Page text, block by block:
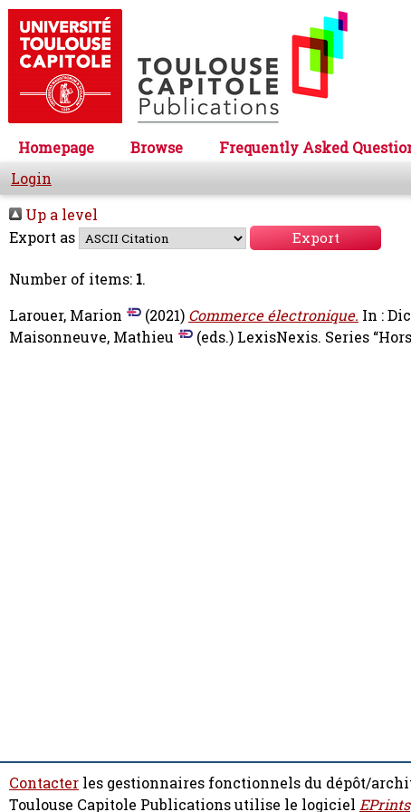
Homepage Browse Frequently Asked
Login
Up a level
Export as
Number of items: 1.
Larouer, Marion
(2021) Commerce électronique. In :
Maisonneuve, Mathieu
(eds.) LexisNexis. Series
Contacter les gestionnaires fonctionnels du dépôt/
Toulouse Capitole Publications utilise le logiciel EPrints